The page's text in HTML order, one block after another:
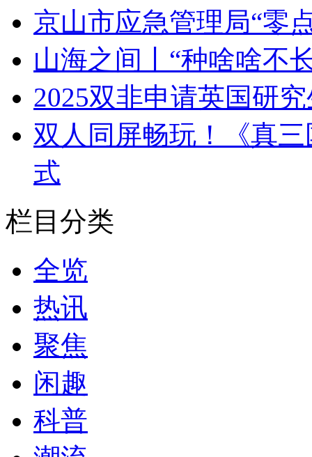
京山市应急管理局“零
山海之间丨“种啥啥不
2025双非申请英国研
双人同屏畅玩！《真
式
栏目分类
全览
热讯
聚焦
闲趣
科普